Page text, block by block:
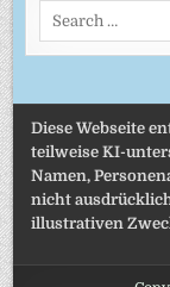
Search
Diese Webseite
teilweise KI-
Namen,
nicht
illustrativen